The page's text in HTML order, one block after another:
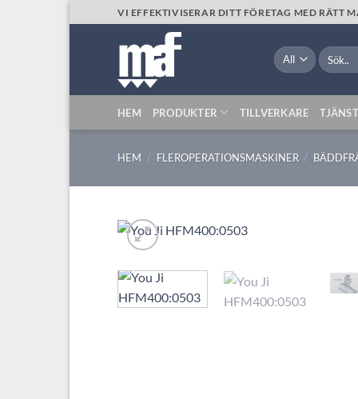
to
VI EFFEKTIVISERAR DITT FÖRETAG MED RÄTT
Sök
efter:
HEM PRODUKTER TILLVERKARE
HEM / FLEROPERATIONSMASKINER /